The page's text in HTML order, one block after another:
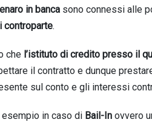
in bancasono connessi alle
controparte.
che l’istituto di credito presso il
il contratto e dunque
sul conto e gli interessi
esempio in caso di Bail-Inovvero